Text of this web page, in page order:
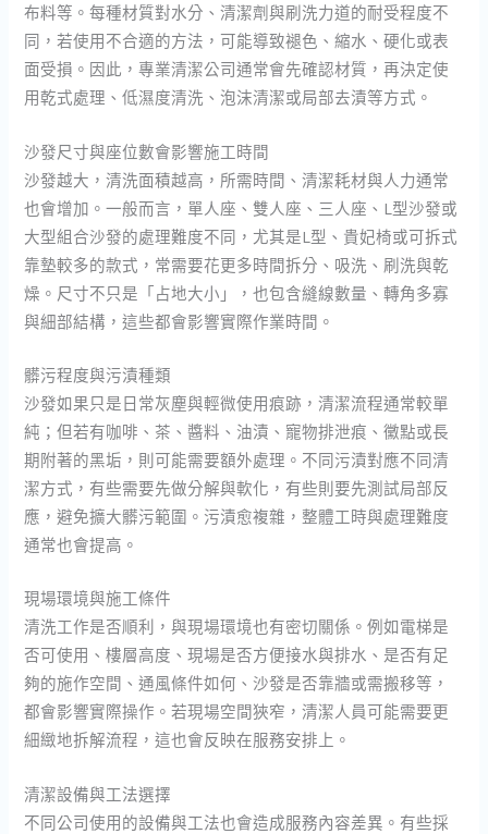
布料等。每種材質對水分、清潔劑與刷洗力道的耐受程度不
同，若使用不合適的方法，可能導致褪色、縮水、硬化或表
面受損。因此，專業清潔公司通常會先確認材質，再決定使
用乾式處理、低濕度清洗、泡沫清潔或局部去漬等方式。
沙發尺寸與座位數會影響施工時間
沙發越大，清洗面積越高，所需時間、清潔耗材與人力通常
也會增加。一般而言，單人座、雙人座、三人座、L型沙發或
大型組合沙發的處理難度不同，尤其是L型、貴妃椅或可拆式
靠墊較多的款式，常需要花更多時間拆分、吸洗、刷洗與乾
燥。尺寸不只是「占地大小」，也包含縫線數量、轉角多寡
與細部結構，這些都會影響實際作業時間。
髒污程度與污漬種類
沙發如果只是日常灰塵與輕微使用痕跡，清潔流程通常較單
純；但若有咖啡、茶、醬料、油漬、寵物排泄痕、黴點或長
期附著的黑垢，則可能需要額外處理。不同污漬對應不同清
潔方式，有些需要先做分解與軟化，有些則要先測試局部反
應，避免擴大髒污範圍。污漬愈複雜，整體工時與處理難度
通常也會提高。
現場環境與施工條件
清洗工作是否順利，與現場環境也有密切關係。例如電梯是
否可使用、樓層高度、現場是否方便接水與排水、是否有足
夠的施作空間、通風條件如何、沙發是否靠牆或需搬移等，
都會影響實際操作。若現場空間狹窄，清潔人員可能需要更
細緻地拆解流程，這也會反映在服務安排上。
清潔設備與工法選擇
不同公司使用的設備與工法也會造成服務內容差異。有些採